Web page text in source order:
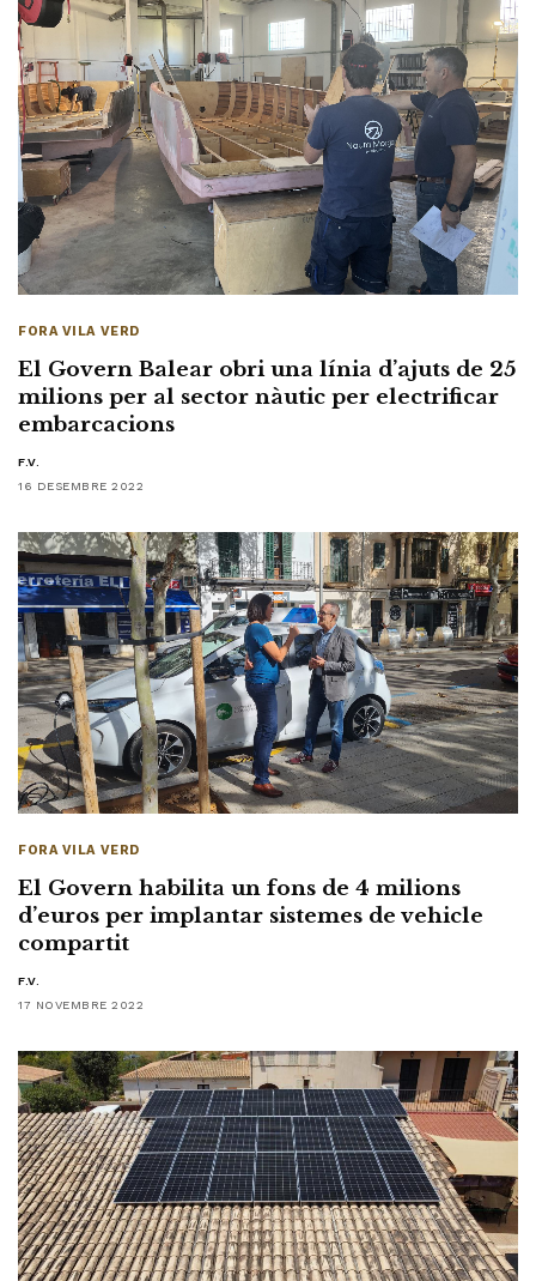
FORA VILA VERD
El Govern Balear obri una línia d’ajuts de 25
milions per al sector nàutic per electrificar
embarcacions
F.V.
16 DESEMBRE 2022
FORA VILA VERD
El Govern habilita un fons de 4 milions
d’euros per implantar sistemes de vehicle
compartit
F.V.
17 NOVEMBRE 2022